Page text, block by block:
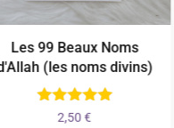
divins)
La